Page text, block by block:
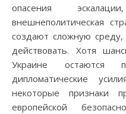
опасения
внешнеполитическая
создают сложную
действовать. Хотя
Украине остаются
дипломатические
некоторые признаки
европейской